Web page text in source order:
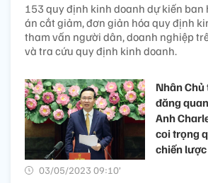
153 quy định kinh doanh dự kiến ban
án cắt giảm, đơn giản hóa quy định
tham vấn người dân, doanh nghiệp
và tra cứu quy định kinh doanh.
Nhân
đăng
Anh
coi trọng
chiến
03/05/2023 09:10’